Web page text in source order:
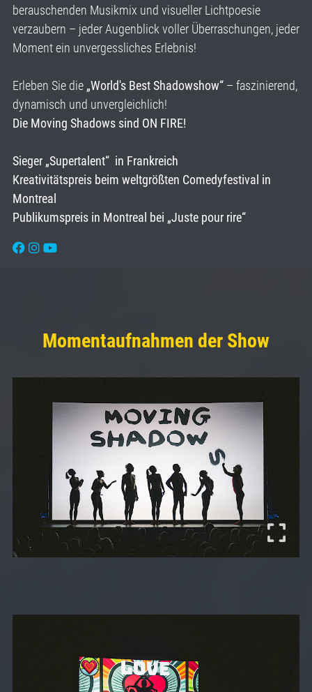
berauschenden Musikmix und visueller Lichtpoesie
verzaubern – jeder Augenblick voller Überraschungen, jeder
Moment ein unvergessliches Erlebnis!
Erleben Sie die „World's Best Shadowshow“ – faszinierend,
dynamisch und unvergleichlich!
Die Moving Shadows sind ON FIRE!
Sieger „Supertalent“ in Frankreich
Kreativitätspreis beim weltgrößten Comedyfestival in
Montreal
Publikumspreis in Montreal bei „Juste pour rire“
Momentaufnahmen der Show